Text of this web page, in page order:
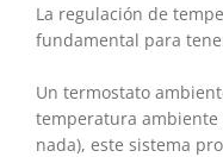
La regulación de
fundamental para
Un termostato
temperatura ambiente
nada), este sistema